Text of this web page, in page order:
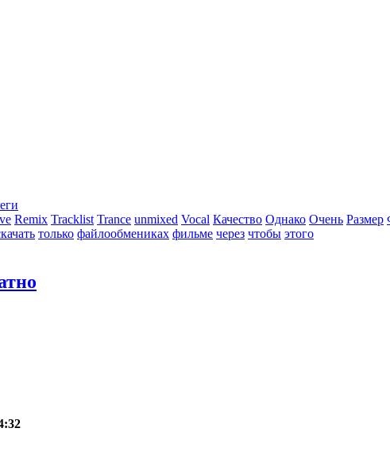
Remix Tracklist Trance unmixed Vocal Качество Однако Очень Размер
только файлообмениках фильме через чтобы этого